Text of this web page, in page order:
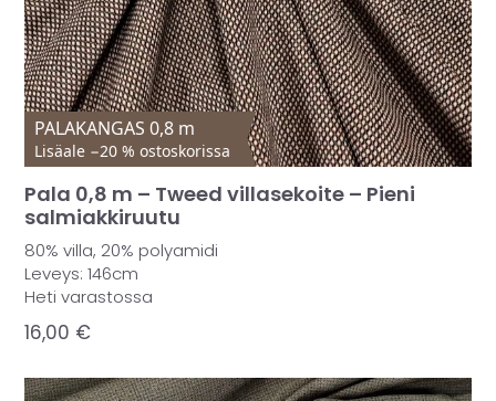
Pala 0,8 m – Tweed villasekoite – Pieni
salmiakkiruutu
80% villa, 20% polyamidi
Leveys: 146cm
Heti varastossa
16,00 €
PALAKANGAS 0,8 m
Lisäale −20 % ostoskorissa